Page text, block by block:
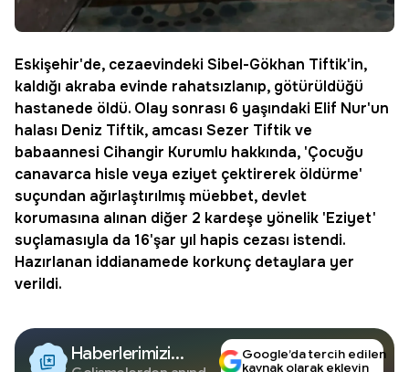
Eskişehir'de, cezaevindeki Sibel-Gökhan Tiftik'in,
kaldığı akraba evinde rahatsızlanıp, götürüldüğü
hastanede öldü. Olay sonrası 6 yaşındaki Elif Nur'un
halası Deniz Tiftik, amcası Sezer Tiftikve
babaannesi Cihangir Kurumlu hakkında, 'Çocuğu
canavarca hisle veya eziyet çektirerek öldürme'
suçundan ağırlaştırılmış müebbet, devlet
korumasına alınan diğer 2 kardeşe yönelik 'Eziyet'
suçlamasıyla da 16'şar yıl hapis cezası istendi.
Hazırlanan iddianamede korkunç detaylara yer
verildi.
Haberlerimizi
Google’da tercih edilen
kaynak olarak ekleyin